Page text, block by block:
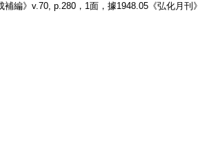
編》v.70, p.280，1面，據1948.05《弘化月刊》